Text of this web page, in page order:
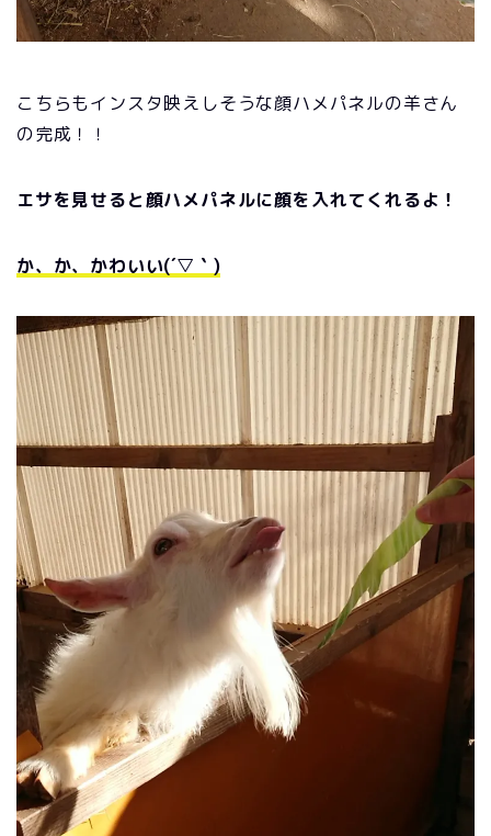
こちらもインスタ映えしそうな顔ハメパネルの羊さん
の完成！！
エサを見せると顔ハメパネルに顔を入れてくれるよ！
か、か、かわいい(´▽｀)